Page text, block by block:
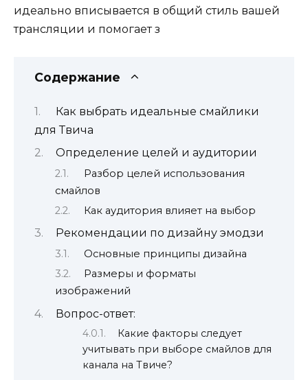
идеально вписывается в общий стиль вашей
трансляции и помогает з
Содержание
Как выбрать идеальные смайлики
для Твича
Определение целей и аудитории
Разбор целей использования
смайлов
Как аудитория влияет на выбор
Рекомендации по дизайну эмодзи
Основные принципы дизайна
Размеры и форматы
изображений
Вопрос-ответ:
Какие факторы следует
учитывать при выборе смайлов для
канала на Твиче?